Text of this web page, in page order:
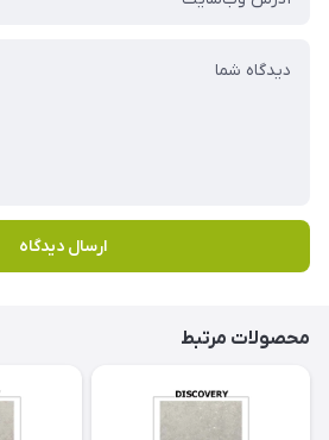
ارسال دیدگاه
محصولات مرتبط